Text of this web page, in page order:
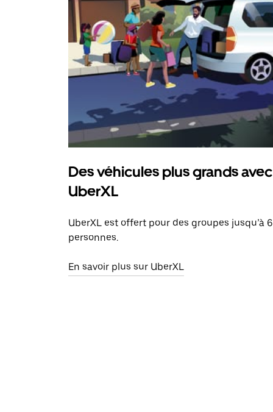
Des véhicules plus grands avec
UberXL
UberXL est offert pour des groupes jusqu’à 6
personnes.
En savoir plus sur UberXL